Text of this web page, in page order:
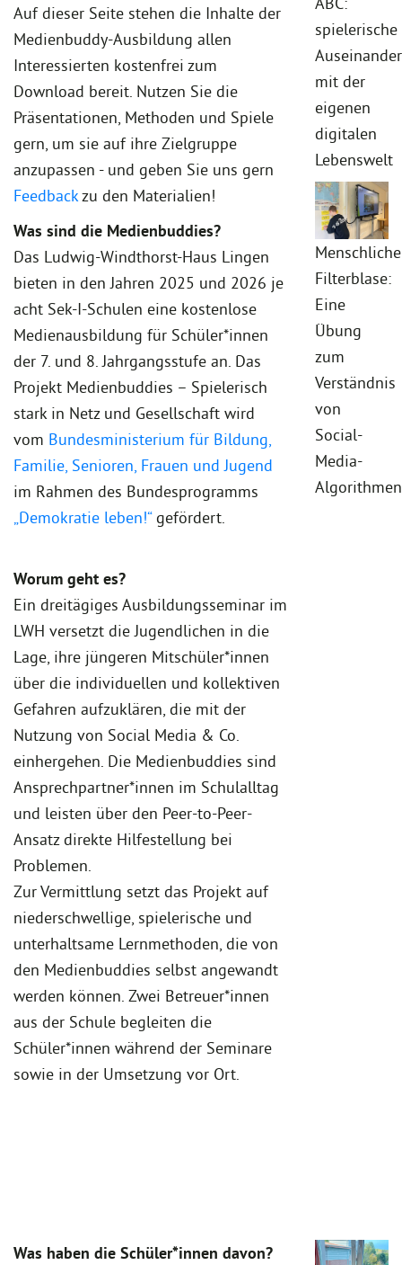
Auf dieser Seite stehen die Inhalte der
Medienbuddy-Ausbildung allen
Interessierten kostenfrei zum
Download bereit. Nutzen Sie die
Präsentationen, Methoden und Spiele
gern, um sie auf ihre Zielgruppe
anzupassen - und geben Sie uns gern
Feedbackzu den Materialien!
Was sind die Medienbuddies?
Das Ludwig-Windthorst-Haus Lingen
bieten in den Jahren 2025 und 2026 je
acht Sek-I-Schulen eine kostenlose
Medienausbildung für Schüler*innen
der 7. und 8. Jahrgangsstufe an. Das
Projekt Medienbuddies – Spielerisch
stark in Netz und Gesellschaft wird
vom Bundesministerium für Bildung,
Familie, Senioren, Frauen und Jugend
im Rahmen des Bundesprogramms
„Demokratie leben!“gefördert.
Worum geht es?
Ein dreitägiges Ausbildungsseminar im
LWH versetzt die Jugendlichen in die
Lage, ihre jüngeren Mitschüler*innen
über die individuellen und kollektiven
Gefahren aufzuklären, die mit der
Nutzung von Social Media & Co.
einhergehen. Die Medienbuddies sind
Ansprechpartner*innen im Schulalltag
und leisten über den Peer-to-Peer-
Ansatz direkte Hilfestellung bei
Problemen.
Zur Vermittlung setzt das Projekt auf
niederschwellige, spielerische und
unterhaltsame Lernmethoden, die von
den Medienbuddies selbst angewandt
werden können. Zwei Betreuer*innen
aus der Schule begleiten die
Schüler*innen während der Seminare
sowie in der Umsetzung vor Ort.
spielerische
mit der
eigenen
digitalen
Lebenswelt
Menschliche
Filterblase:
Eine
Übung
zum
Verständnis
von
Social-
Media-
Algorithmen
Was haben die Schüler*innen davon?